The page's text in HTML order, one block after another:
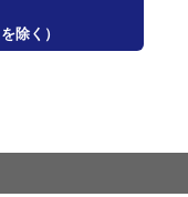
除く）